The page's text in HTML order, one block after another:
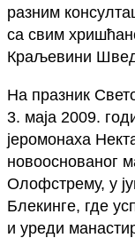
разним
са свим
Краљевини
На празник
3. маја 2009.
јеромонаха
новооснованог
Олофстрему, у
Блекинге, где
и уреди